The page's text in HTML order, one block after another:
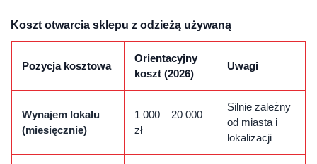
Koszt otwarcia sklepu z odzieżą używaną
Pozycja kosztowa
Orientacyjny
koszt (2026)
Uwagi
Wynajem lokalu
(miesięcznie)
1 000 – 20 000
zł
Silnie zależny
od miasta i
lokalizacji